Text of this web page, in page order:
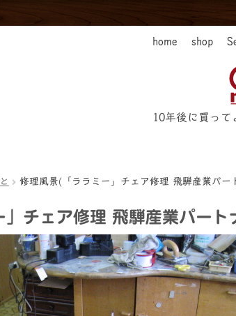
home shop
10年後に買って
修理風景(「ララミー」チェア修理 飛騨産業パー
チェア修理 飛騨産業パー